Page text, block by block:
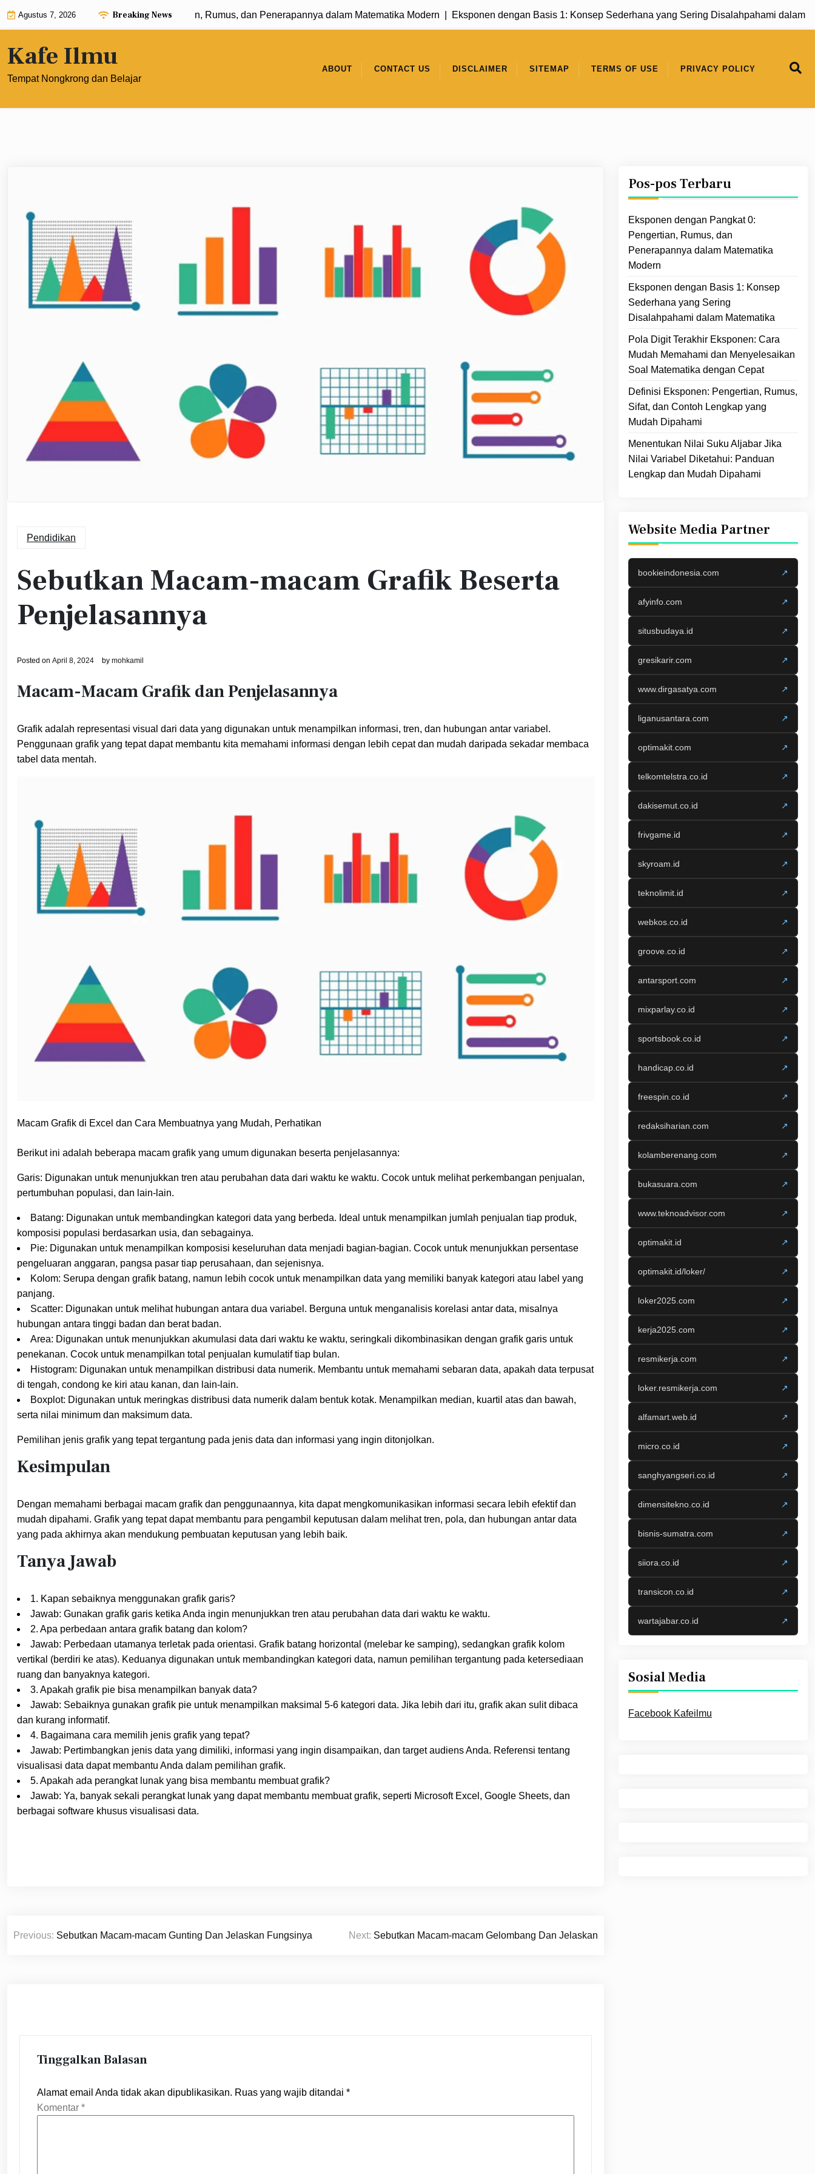
Agustus 7, 2026 Breaking News
Eksponen dengan Pangkat 0: Pengertian, Rumus, dan Penerapannya dalam Matematika Modern | Eksponen dengan Basis 1: Konsep Sederhana yang Sering Disalahpahami dalam
Kafe Ilmu
Tempat Nongkrong dan Belajar
ABOUT CONTACT US DISCLAIMER SITEMAP TERMS OF USE PRIVACY POLICY
Pendidikan
Sebutkan Macam-macam Grafik Beserta
Penjelasannya
Posted on April 8, 2024 by mohkamil
Macam-Macam Grafik dan Penjelasannya
Grafik adalah representasi visual dari data yang digunakan untuk menampilkan informasi, tren, dan hubungan antar variabel.
Penggunaan grafik yang tepat dapat membantu kita memahami informasi dengan lebih cepat dan mudah daripada sekadar membaca
tabel data mentah.
Macam Grafik di Excel dan Cara Membuatnya yang Mudah, Perhatikan
Berikut ini adalah beberapa macam grafik yang umum digunakan beserta penjelasannya:
Garis: Digunakan untuk menunjukkan tren atau perubahan data dari waktu ke waktu. Cocok untuk melihat perkembangan penjualan,
pertumbuhan populasi, dan lain-lain.
Batang: Digunakan untuk membandingkan kategori data yang berbeda. Ideal untuk menampilkan jumlah penjualan tiap produk,
komposisi populasi berdasarkan usia, dan sebagainya.
Pie: Digunakan untuk menampilkan komposisi keseluruhan data menjadi bagian-bagian. Cocok untuk menunjukkan persentase
pengeluaran anggaran, pangsa pasar tiap perusahaan, dan sejenisnya.
Kolom: Serupa dengan grafik batang, namun lebih cocok untuk menampilkan data yang memiliki banyak kategori atau label yang
panjang.
Scatter: Digunakan untuk melihat hubungan antara dua variabel. Berguna untuk menganalisis korelasi antar data, misalnya
hubungan antara tinggi badan dan berat badan.
Area: Digunakan untuk menunjukkan akumulasi data dari waktu ke waktu, seringkali dikombinasikan dengan grafik garis untuk
penekanan. Cocok untuk menampilkan total penjualan kumulatif tiap bulan.
Histogram: Digunakan untuk menampilkan distribusi data numerik. Membantu untuk memahami sebaran data, apakah data terpusat
di tengah, condong ke kiri atau kanan, dan lain-lain.
Boxplot: Digunakan untuk meringkas distribusi data numerik dalam bentuk kotak. Menampilkan median, kuartil atas dan bawah,
serta nilai minimum dan maksimum data.
Pemilihan jenis grafik yang tepat tergantung pada jenis data dan informasi yang ingin ditonjolkan.
Kesimpulan
Dengan memahami berbagai macam grafik dan penggunaannya, kita dapat mengkomunikasikan informasi secara lebih efektif dan
mudah dipahami. Grafik yang tepat dapat membantu para pengambil keputusan dalam melihat tren, pola, dan hubungan antar data
yang pada akhirnya akan mendukung pembuatan keputusan yang lebih baik.
Tanya Jawab
1. Kapan sebaiknya menggunakan grafik garis?
Jawab: Gunakan grafik garis ketika Anda ingin menunjukkan tren atau perubahan data dari waktu ke waktu.
2. Apa perbedaan antara grafik batang dan kolom?
Jawab: Perbedaan utamanya terletak pada orientasi. Grafik batang horizontal (melebar ke samping), sedangkan grafik kolom
vertikal (berdiri ke atas). Keduanya digunakan untuk membandingkan kategori data, namun pemilihan tergantung pada ketersediaan
ruang dan banyaknya kategori.
3. Apakah grafik pie bisa menampilkan banyak data?
Jawab: Sebaiknya gunakan grafik pie untuk menampilkan maksimal 5-6 kategori data. Jika lebih dari itu, grafik akan sulit dibaca
dan kurang informatif.
4. Bagaimana cara memilih jenis grafik yang tepat?
Jawab: Pertimbangkan jenis data yang dimiliki, informasi yang ingin disampaikan, dan target audiens Anda. Referensi tentang
visualisasi data dapat membantu Anda dalam pemilihan grafik.
5. Apakah ada perangkat lunak yang bisa membantu membuat grafik?
Jawab: Ya, banyak sekali perangkat lunak yang dapat membantu membuat grafik, seperti Microsoft Excel, Google Sheets, dan
berbagai software khusus visualisasi data.
pos
Previous: Sebutkan Macam-macam Gunting Dan Jelaskan Fungsinya Next: Sebutkan Macam-macam Gelombang Dan Jelaskan
Tinggalkan Balasan
Alamat email Anda tidak akan dipublikasikan. Ruas yang wajib ditandai *
Komentar *
Pos-pos Terbaru
Eksponen dengan Pangkat 0:
Pengertian, Rumus, dan
Penerapannya dalam Matematika
Modern
Eksponen dengan Basis 1: Konsep
Sederhana yang Sering
Disalahpahami dalam Matematika
Pola Digit Terakhir Eksponen: Cara
Mudah Memahami dan Menyelesaikan
Soal Matematika dengan Cepat
Definisi Eksponen: Pengertian, Rumus,
Sifat, dan Contoh Lengkap yang
Mudah Dipahami
Menentukan Nilai Suku Aljabar Jika
Nilai Variabel Diketahui: Panduan
Lengkap dan Mudah Dipahami
Website Media Partner
bookieindonesia.com ↗
afyinfo.com ↗
situsbudaya.id ↗
gresikarir.com ↗
www.dirgasatya.com ↗
liganusantara.com ↗
optimakit.com ↗
telkomtelstra.co.id ↗
dakisemut.co.id ↗
frivgame.id ↗
skyroam.id ↗
teknolimit.id ↗
webkos.co.id ↗
groove.co.id ↗
antarsport.com ↗
mixparlay.co.id ↗
sportsbook.co.id ↗
handicap.co.id ↗
freespin.co.id ↗
redaksiharian.com ↗
kolamberenang.com ↗
bukasuara.com ↗
www.teknoadvisor.com ↗
optimakit.id ↗
optimakit.id/loker/ ↗
loker2025.com ↗
kerja2025.com ↗
resmikerja.com ↗
loker.resmikerja.com ↗
alfamart.web.id ↗
micro.co.id ↗
sanghyangseri.co.id ↗
dimensitekno.co.id ↗
bisnis-sumatra.com ↗
siiora.co.id ↗
transicon.co.id ↗
wartajabar.co.id ↗
Sosial Media
Facebook Kafeilmu